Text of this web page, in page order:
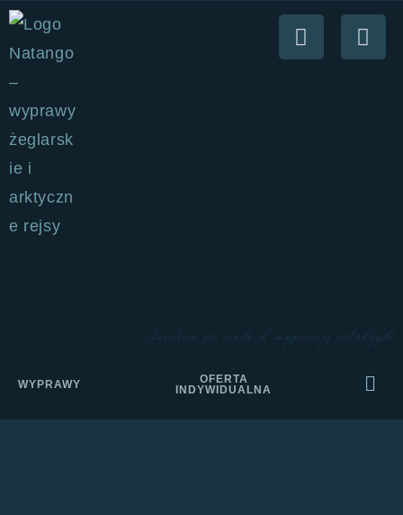
WYPRAWY
OFERTA
INDYWIDUALNA